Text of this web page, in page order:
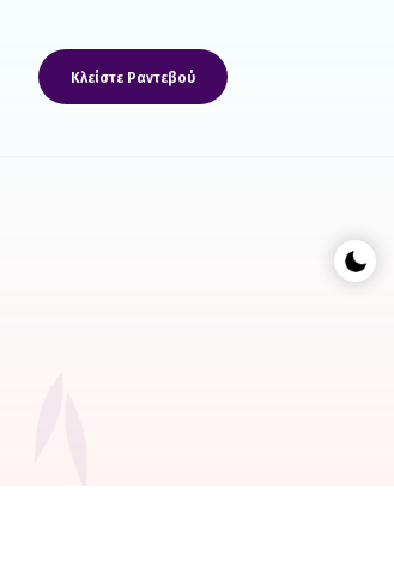
Κλείστε Ραντεβού